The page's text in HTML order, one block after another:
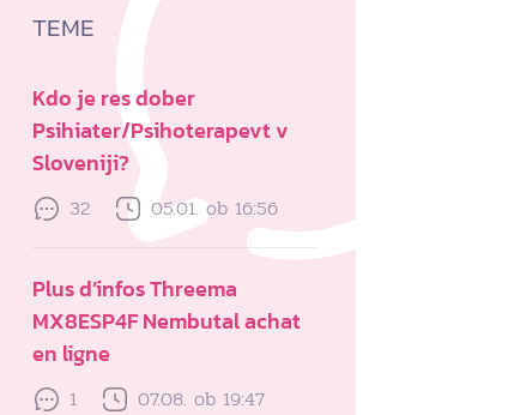
TEME
Kdo je res dober
Psihiater/Psihoterapevt v
Sloveniji?
32 05.01. ob 16:56
Plus d’infos Threema
MX8ESP4F Nembutal achat
en ligne
1 07.08. ob 19:47